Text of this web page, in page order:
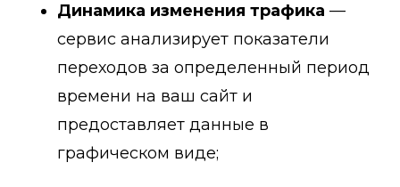
Динамика изменения трафика —
сервис анализирует показатели
переходов за определенный период
времени на ваш сайт и
предоставляет данные в
графическом виде;